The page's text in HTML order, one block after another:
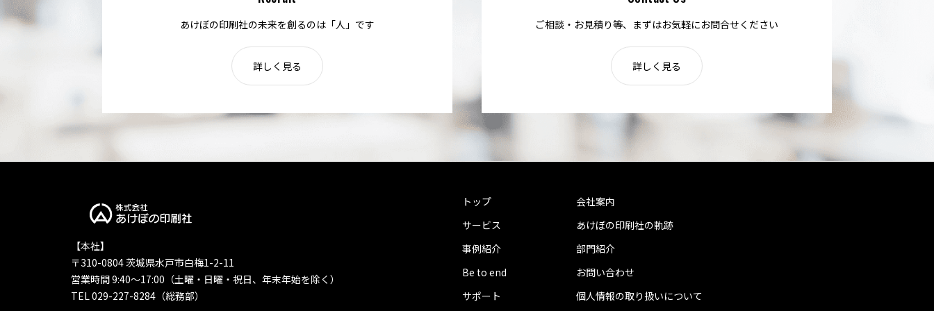
あけぼの印刷社の未来を創るのは「人」です
詳しく見る
ご相談・お見積り等、まずはお気軽にお問合せください
詳しく見る
【本社】
〒310-0804 茨城県水戸市白梅1-2-11
営業時間 9:40〜17:00（土曜・日曜・祝日、年末年始を除く）
TEL 029-227-8284（総務部）
トップ
サービス
事例紹介
Be to end
サポート
会社案内
あけぼの印刷社の軌跡
部門紹介
お問い合わせ
個人情報の取り扱いについて